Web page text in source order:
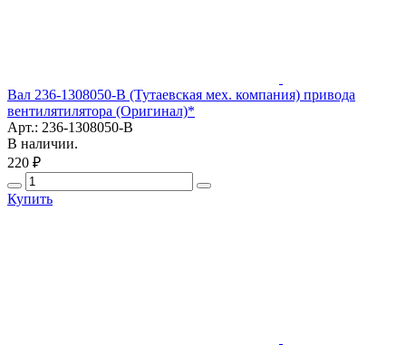
Вал 236-1308050-В (Тутаевская мех. компания) привода
вентилятилятора (Оригинал)*
Арт.: 236-1308050-В
В наличии.
220 ₽
Купить